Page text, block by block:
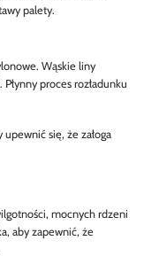
palety.
Wąskie liny
proces rozładunku
się, że załoga
mocnych rdzeni
aby zapewnić, że